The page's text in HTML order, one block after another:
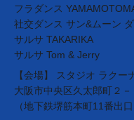
フラダンス
社交ダンス サン&ムーン
サルサ TAKARIKA
サルサ Tom & Jerry
【会場】 スタジオ ラクー
大阪市中央区久太郎町２
（地下鉄堺筋本町11番出